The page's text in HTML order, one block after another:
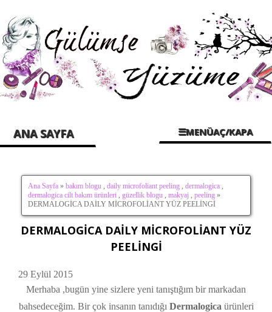
ANA SAYFA ☰MENÜAÇ/KAPA
Ana Sayfa » bakım blogu , daily microfoliant peeling , dermalogica ,
dermalogica cilt bakım ürünleri , güzellik blogu , makyaj , peeling »
DERMALOGİCA DAİLY MİCROFOLİANT YÜZ PEELİNGİ
DERMALOGİCA DAİLY MİCROFOLİANT YÜZ
PEELİNGİ
29 Eylül 2015
Merhaba ,bugün yine sizlere yeni tanıştığım bir markadan
bahsedeceğim. Bir çok insanın tanıdığı Dermalogica ürünleri